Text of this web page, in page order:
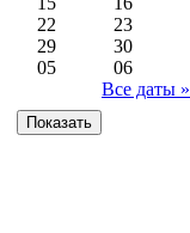
22
23
29
30
05
06
Все даты »